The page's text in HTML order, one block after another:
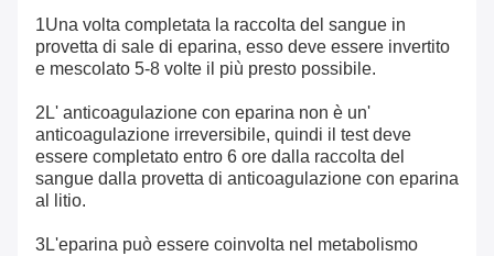
1Una volta completata la raccolta del sangue in
provetta di sale di eparina, esso deve essere invertito
e mescolato 5-8 volte il più presto possibile.
2L' anticoagulazione con eparina non è un'
anticoagulazione irreversibile, quindi il test deve
essere completato entro 6 ore dalla raccolta del
sangue dalla provetta di anticoagulazione con eparina
al litio.
3L'eparina può essere coinvolta nel metabolismo